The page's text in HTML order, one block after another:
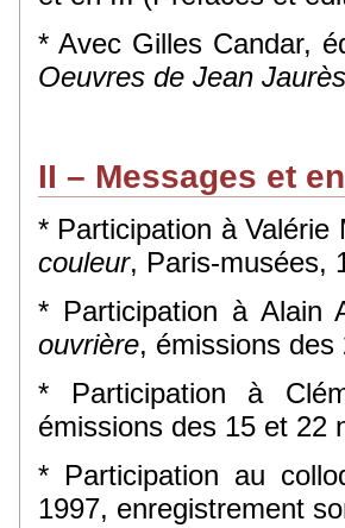
* Avec Gilles Candar,
Oeuvres de Jean Jaurès
II – Messages et
* Participation à
couleur, Paris-musées,
* Participation à Alain
ouvrière, émissions
* Participation à
émissions des 15 et 22
* Participation au
1997, enregistrement